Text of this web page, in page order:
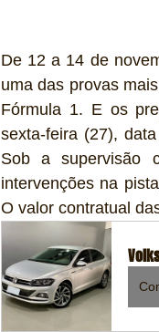
De 12 a 14 de
uma das provas
Fórmula 1. E os
sexta-feira (27),
Sob a supervisão
intervenções na
O valor contratual